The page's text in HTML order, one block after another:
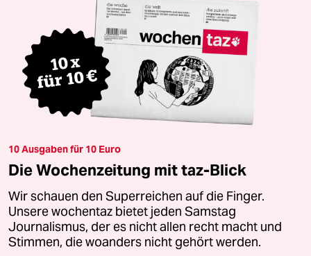
10 Ausgaben für 10 Euro
Die Wochenzeitung mit taz-Blick
Wir schauen den Superreichen auf die Finger.
Unsere wochentaz bietet jeden Samstag
Journalismus, der es nicht allen recht macht und
Stimmen, die woanders nicht gehört werden.